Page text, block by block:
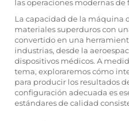
las operaciones modernas de
La capacidad de la máquina
materiales superduros con
convertido en una
industrias, desde la
dispositivos médicos. A
tema, exploraremos cómo
para producir los resultados
configuración adecuada es
estándares de calidad